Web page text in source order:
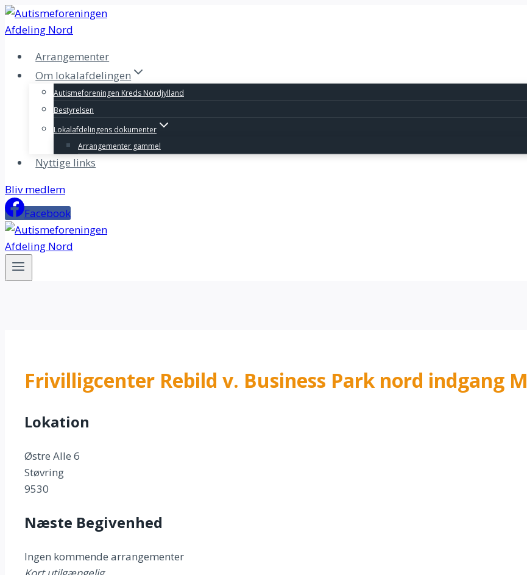
Fortsæt
til
Arrangementer
Om lokalafdelingen
Autismeforeningen Kreds Nordjylland
Bestyrelsen
Lokalafdelingens dokumenter
Arrangementer gammel
Nyttige links
Bliv medlem
Facebook
Frivilligcenter Rebild v. Business Park nord indgang M
Lokation
Østre Alle 6
Støvring
9530
Næste Begivenhed
Ingen kommende arrangementer